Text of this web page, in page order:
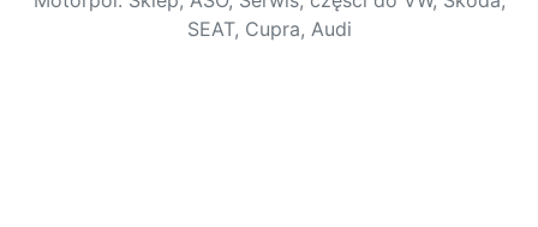
SEAT, Cupra, Audi